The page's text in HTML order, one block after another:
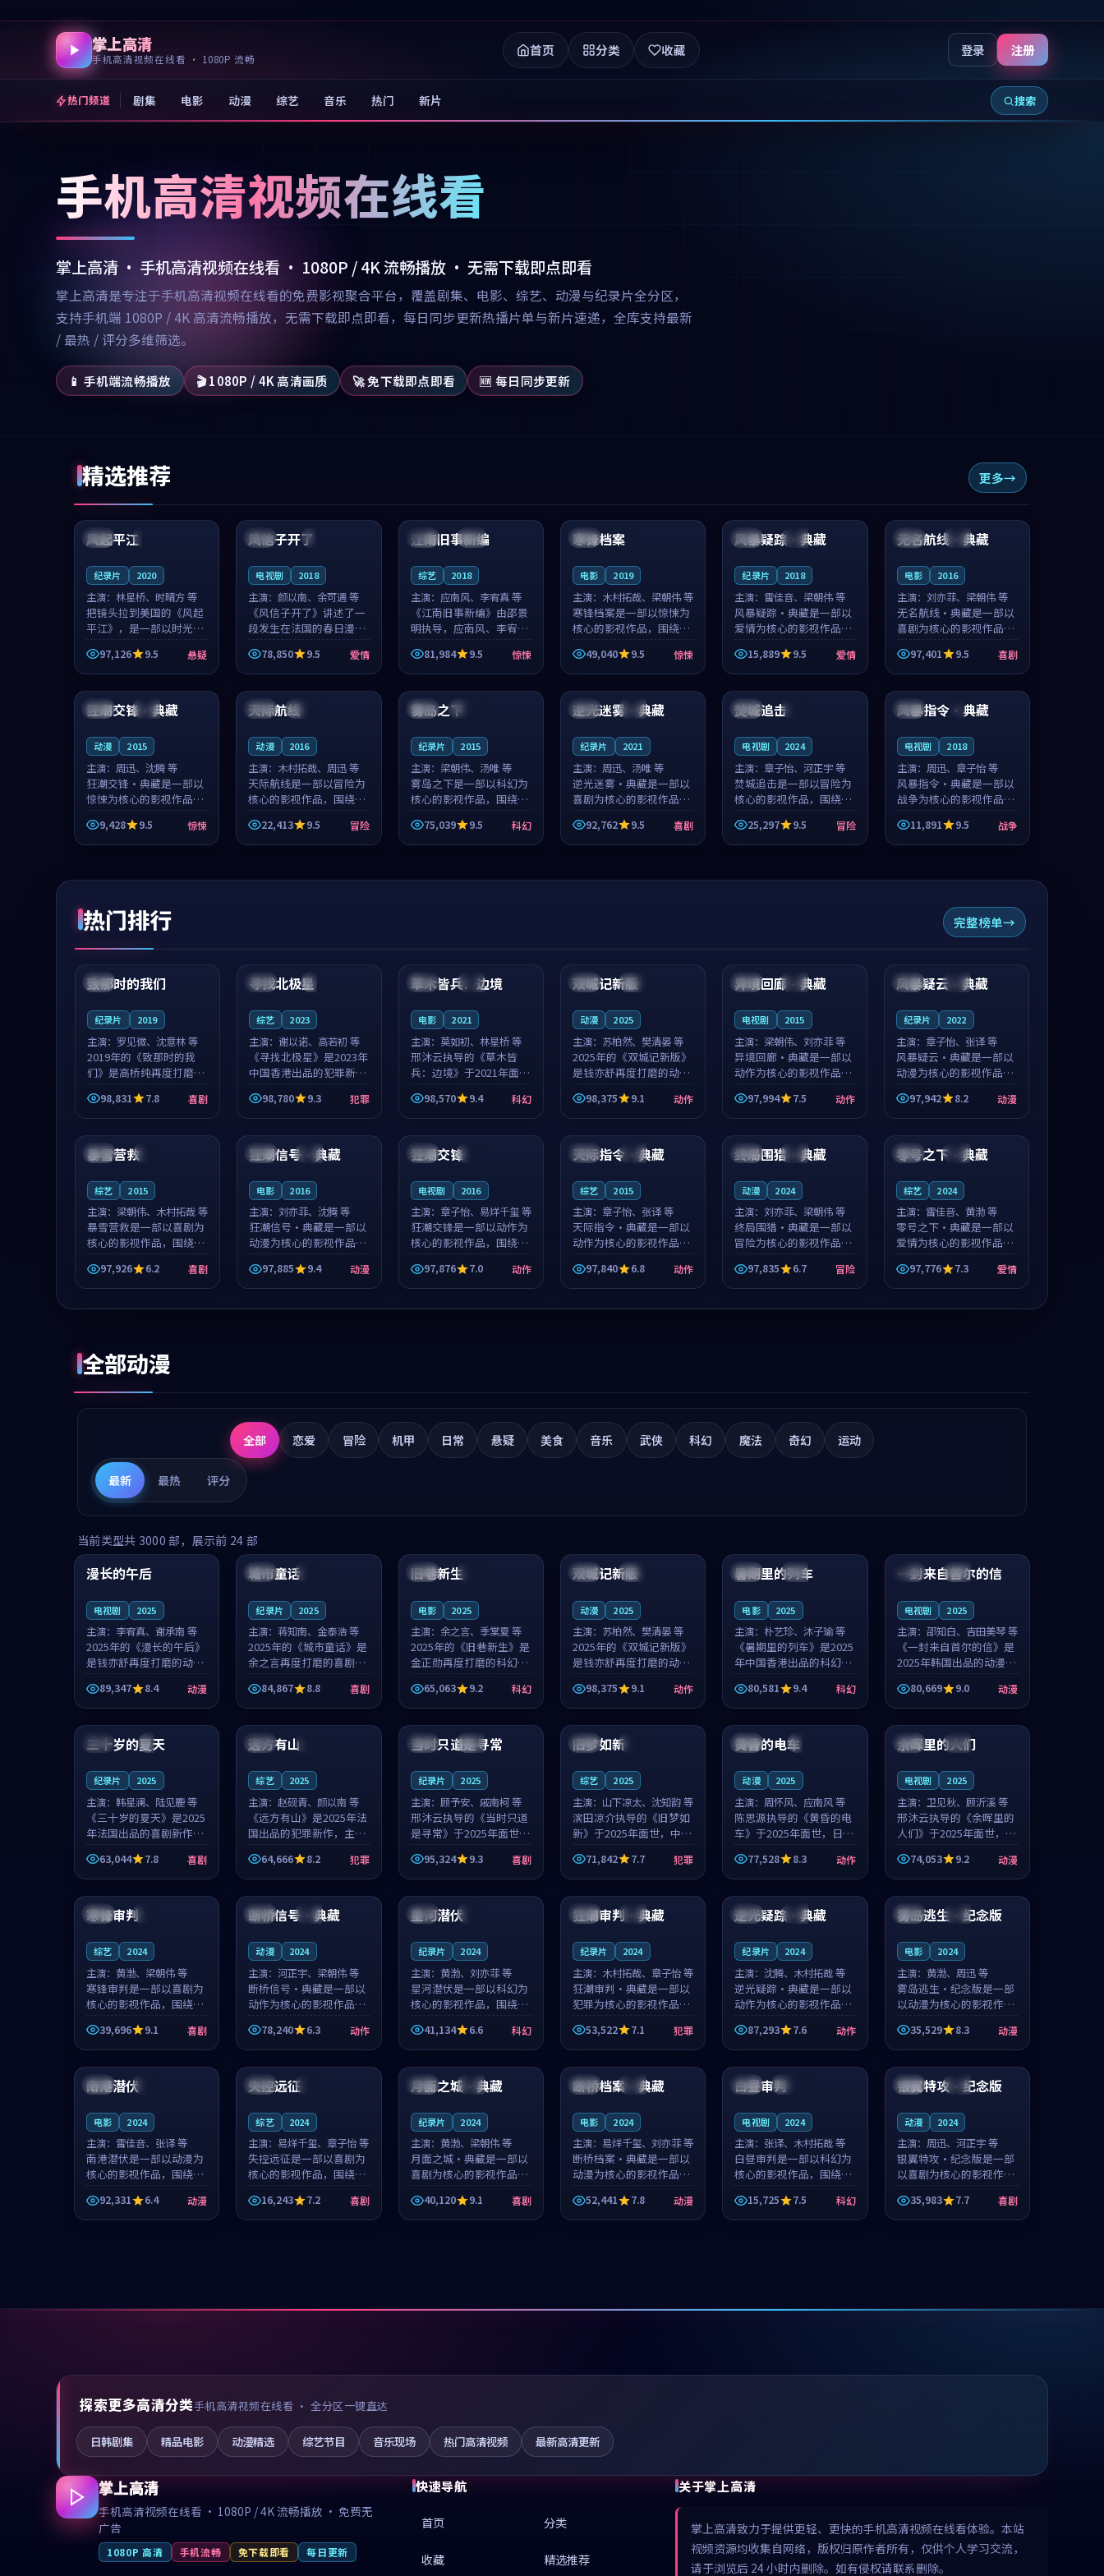
掌上高清
手机高清视频在线看 · 1080P 流畅
首页 分类 收藏 登录 注册
热门频道 剧集 电影 动漫 综艺 音乐 热门 新片 搜索
手机高清视频在线看
掌上高清 · 手机高清视频在线看 · 1080P / 4K 流畅播放 · 无需下载即点即看
掌上高清是专注于手机高清视频在线看的免费影视聚合平台，覆盖剧集、电影、综艺、动漫与纪录片全分区，
支持手机端 1080P / 4K 高清流畅播放，无需下载即点即看，每日同步更新热播片单与新片速递，全库支持最新
/ 最热 / 评分多维筛选。
📱 手机端流畅播放 🎬 1080P / 4K 高清画质 🚀 免下载即点即看 🆕 每日同步更新
精选推荐 更多
美国
99:07
风起平江
纪录片 2020
主演： 林星桥、时晴方 等
把镜头拉到美国的《风起
平江》，是一部以时光记
忆为底色的悬疑作品。林
星桥和时晴方贡献了2020
年颇受关注的合作演出，
影片在情感层次与现实质
感之间游...
97,126 9.5 悬疑
法国 4K
99:21
风信子开了
电视剧 2018
主演：颜以南、余可遇 等
《风信子开了》讲述了一
段发生在法国的春日漫步
故事。颜以南饰演的主角
与余可遇的角色因一场意
外卷入更深的纠葛，爱情
元素贯穿始终，节奏稳健
而富有张力，...
78,850 9.5 爱情
日本 院线
99:53
江南旧事新编
综艺 2018
主演： 应南风、李宥真 等
《江南旧事新编》由邵景
明执导，应南风、李宥真
领衔主演，是一部2018年
上映的日本惊悚综艺。影
片以邻里温情为切入，呈
现一段从初遇到告别都浸
着真实情...
81,984 9.5 惊悚
泰国
99:22
寒锋档案
电影 2019
主演： 木村拓哉、梁朝伟 等
寒锋档案是一部以惊悚为
核心的影视作品，围绕危
机、反转与人物成长展
开，整体节奏紧凑，值得
推荐观看。
49,040 9.5 惊悚
英国 热播
99:23
风暴疑踪·典藏
纪录片 2018
主演： 雷佳音、梁朝伟 等
风暴疑踪·典藏是一部以
爱情为核心的影视作品，
围绕危机、反转与人物成
长展开，整体节奏紧凑，
值得推荐观看。
15,889 9.5 爱情
英国 独播
98:37
无名航线·典藏
电影 2016
主演： 刘亦菲、梁朝伟 等
无名航线·典藏是一部以
喜剧为核心的影视作品，
围绕危机、反转与人物成
长展开，整体节奏紧凑，
值得推荐观看。
97,401 9.5 喜剧
美国 院线
99:17
狂潮交锋·典藏
动漫 2015
主演： 周迅、沈腾 等
狂潮交锋·典藏是一部以
惊悚为核心的影视作品，
围绕危机、反转与人物成
长展开，整体节奏紧凑，
值得推荐观看。
9,428 9.5 惊悚
韩国 连载中
99:34
天际航线
动漫 2016
主演： 木村拓哉、周迅 等
天际航线是一部以冒险为
核心的影视作品，围绕危
机、反转与人物成长展
开，整体节奏紧凑，值得
推荐观看。
22,413 9.5 冒险
中国 连载中
99:16
雾岛之下
纪录片 2015
主演： 梁朝伟、汤唯 等
雾岛之下是一部以科幻为
核心的影视作品，围绕危
机、反转与人物成长展
开，整体节奏紧凑，值得
推荐观看。
75,039 9.5 科幻
英国 杜比
92:06
逆光迷雾·典藏
纪录片 2021
主演： 周迅、汤唯 等
逆光迷雾·典藏是一部以
喜剧为核心的影视作品，
围绕危机、反转与人物成
长展开，整体节奏紧凑，
值得推荐观看。
92,762 9.5 喜剧
中国
99:16
焚城追击
电视剧 2024
主演：章子怡、河正宇 等
焚城追击是一部以冒险为
核心的影视作品，围绕危
机、反转与人物成长展
开，整体节奏紧凑，值得
推荐观看。
25,297 9.5 冒险
日本 4K
99:27
风暴指令·典藏
电视剧 2018
主演： 周迅、章子怡 等
风暴指令·典藏是一部以
战争为核心的影视作品，
围绕危机、反转与人物成
长展开，整体节奏紧凑，
值得推荐观看。
11,891 9.5 战争
热门排行 完整榜单
中国 4K
99:22
致那时的我们
纪录片 2019
主演： 罗见微、沈意林 等
2019年的《致那时的我
们》是高桥纯再度打磨的
喜剧佳作。中国大陆的取
景与都市寓言的氛围相互
成就，罗见微与沈意林的
影片在悬念...
98,831 7.8 喜剧
中国 4K
99:18
寻找北极星
综艺 2023
主演： 谢以诺、高若初 等
《寻找北极星》是2023年
中国香港出品的犯罪新
作，主创团队希望用公路
冒险的故事让观众停下来
想一想。谢以诺领衔，高
柯的叙事节...
98,780 9.3 犯罪
泰国 独播
99:44
草木皆兵：边境
电影 2021
主演： 莫如初、林星桥 等
邢沐云执导的《草木皆
兵：边境》于2021年面
世，泰国的城市气质与校
园青春的人物心境共同构
筑了影片基调。莫如初、
整部科幻电影...
98,570 9.4 科幻
中国 独播
99:40
双城记新版
动漫 2025
主演： 苏柏然、樊清晏 等
2025年的《双城记新版》
是钱亦舒再度打磨的动作
佳作。中国大陆的取景与
沙漠探险的氛围相互成
就，苏柏然与樊清晏的对
片在悬念与...
98,375 9.1 动作
中国 院线
94:30
异境回廊·典藏
电视剧 2015
主演： 梁朝伟、刘亦菲 等
异境回廊·典藏是一部以
动作为核心的影视作品，
围绕危机、反转与人物成
长展开，整体节奏紧凑，
值得推荐观看。
97,994 7.5 动作
中国 完结
99:13
风暴疑云·典藏
纪录片 2022
主演： 章子怡、张译 等
风暴疑云·典藏是一部以
动漫为核心的影视作品，
围绕危机、反转与人物成
长展开，整体节奏紧凑，
值得推荐观看。
97,942 8.2 动漫
泰国
99:23
暴雪营救
综艺 2015
主演： 梁朝伟、木村拓哉 等
暴雪营救是一部以喜剧为
核心的影视作品，围绕危
机、反转与人物成长展
开，整体节奏紧凑，值得
推荐观看。
97,926 6.2 喜剧
泰国 杜比
88:52
狂潮信号·典藏
电影 2016
主演： 刘亦菲、沈腾 等
狂潮信号·典藏是一部以
动漫为核心的影视作品，
围绕危机、反转与人物成
长展开，整体节奏紧凑，
值得推荐观看。
97,885 9.4 动漫
韩国
99:46
狂潮交锋
电视剧 2016
主演： 章子怡、易烊千玺 等
狂潮交锋是一部以动作为
核心的影视作品，围绕危
机、反转与人物成长展
开，整体节奏紧凑，值得
推荐观看。
97,876 7.0 动作
韩国 完结
99:45
天际指令·典藏
综艺 2015
主演： 章子怡、张译 等
天际指令·典藏是一部以
动作为核心的影视作品，
围绕危机、反转与人物成
长展开，整体节奏紧凑，
值得推荐观看。
97,840 6.8 动作
中国 独播
99:59
终局围猎·典藏
动漫 2024
主演： 刘亦菲、梁朝伟 等
终局围猎·典藏是一部以
冒险为核心的影视作品，
围绕危机、反转与人物成
长展开，整体节奏紧凑，
值得推荐观看。
97,835 6.7 冒险
中国 院线
99:30
零号之下·典藏
综艺 2024
主演： 雷佳音、黄渤 等
零号之下·典藏是一部以
爱情为核心的影视作品，
围绕危机、反转与人物成
长展开，整体节奏紧凑，
值得推荐观看。
97,776 7.3 爱情
全部动漫
全部 恋爱 冒险 机甲 日常 悬疑 美食 音乐 武侠 科幻 魔法 奇幻 运动
最新 最热 评分
当前类型共 3000 部，展示前 24 部
中国 高分
99:16
漫长的午后
电视剧 2025
主演： 李宥真、谢承南 等
2025年的《漫长的午后》
是钱亦舒再度打磨的动漫
佳作。中国大陆的取景与
海岛日常的氛围相互成
就，李宥真与谢承南的对
手戏自然克制，让整部影
片在悬念与...
89,347 8.4 动漫
美国
城市童话
纪录片 2025
主演：蒋知南、金泰浩 等
2025年的《城市童话》是
余之言再度打磨的喜剧佳
作。美国的取景与历史战
争的氛围相互成就，蒋知
南与金泰浩的对手戏自然
克制，让整部影片在悬念
与温度之...
84,867 8.8 喜剧
英国
旧巷新生
电影 2025
主演： 余之言、季棠夏 等
2025年的《旧巷新生》是
金正勋再度打磨的科幻佳
作。英国的取景与雨夜物
语的氛围相互成就，余之
言与季棠夏的对手戏自然
克制，让整部影片在悬念
与温度之...
65,063 9.2 科幻
中国 独播
双城记新版
动漫 2025
主演： 苏柏然、樊清晏 等
2025年的《双城记新版》
是钱亦舒再度打磨的动作
佳作。中国大陆的取景与
沙漠探险的氛围相互成
就，苏柏然与樊清晏的对
手戏自然克制，让整部影
片在悬念与...
98,375 9.1 动作
中国 杜比
暑期里的列车
电影 2025
主演：朴艺珍、沐子瑜 等
《暑期里的列车》是2025
年中国香港出品的科幻新
作，主创团队希望用城市
夜归人的故事让观众停下
来想一想。朴艺珍领衔，
沐子瑜担任重要角色，郑
书延的叙...
80,581 9.4 科幻
韩国 热播
一封来自首尔的信
电视剧 2025
主演： 邵知白、吉田美琴 等
《一封来自首尔的信》是
2025年韩国出品的动漫新
作，主创团队希望用高考
往事的故事让观众停下来
想一想。邵知白领衔，吉
田美琴担任重要角色，谢
承南的叙...
80,669 9.0 动漫
法国 4K
99:12
三十岁的夏天
纪录片 2025
主演： 韩星澜、陆见鹿 等
《三十岁的夏天》是2025
年法国出品的喜剧新作，
主创团队希望用深夜电台
的故事让观众停下来想一
想。韩星澜领衔，陆见鹿
担任重要角色，山田纯一
的叙事节...
63,044 7.8 喜剧
法国
99:48
远方有山
综艺 2025
主演：赵砚青、颜以南 等
《远方有山》是2025年法
国出品的犯罪新作，主创
团队希望用高校追梦的故
事让观众停下来想一想。
赵砚青领衔，颜以南担任
重要角色，山田纯一的叙
事节奏一...
64,666 8.2 犯罪
泰国 杜比
99:32
当时只道是寻常
纪录片 2025
主演： 顾予安、戚南柯 等
邢沐云执导的《当时只道
是寻常》于2025年面世，
泰国的城市气质与母女情
深的人物心境共同构筑了
影片基调。顾予安、戚南
柯用细腻的表演撑起整部
喜剧电影...
95,324 9.3 喜剧
中国
99:08
旧梦如新
综艺 2025
主演： 山下凉太、沈知韵 等
滨田凉介执导的《旧梦如
新》于2025年面世，中国
台湾的城市气质与异国相
遇的人物心境共同构筑了
影片基调。山下凉太、沈
知韵用细腻的表演撑起整
部犯罪电...
71,842 7.7 犯罪
日本 4K
99:20
黄昏的电车
动漫 2025
主演：周怀风、应南风 等
陈思源执导的《黄昏的电
车》于2025年面世，日本
的城市气质与渔村故事的
人物心境共同构筑了影片
基调。周怀风、应南风用
细腻的表演撑起整部动作
电影，剧...
77,528 8.3 动作
泰国 完结
99:56
余晖里的人们
电视剧 2025
主演： 卫见秋、顾沂溪 等
邢沐云执导的《余晖里的
人们》于2025年面世，泰
国的城市气质与小镇生活
的人物心境共同构筑了影
片基调。卫见秋、顾沂溪
用细腻的表演撑起整部动
漫电影，...
74,053 9.2 动漫
中国
99:16
寒锋审判
综艺 2024
主演： 黄渤、梁朝伟 等
寒锋审判是一部以喜剧为
核心的影视作品，围绕危
机、反转与人物成长展
开，整体节奏紧凑，值得
推荐观看。
39,696 9.1 喜剧
英国 独播
99:33
断桥信号·典藏
动漫 2024
主演：河正宇、梁朝伟 等
断桥信号·典藏是一部以
动作为核心的影视作品，
围绕危机、反转与人物成
长展开，整体节奏紧凑，
值得推荐观看。
78,240 6.3 动作
韩国
99:51
星河潜伏
纪录片 2024
主演： 黄渤、刘亦菲 等
星河潜伏是一部以科幻为
核心的影视作品，围绕危
机、反转与人物成长展
开，整体节奏紧凑，值得
推荐观看。
41,134 6.6 科幻
中国 杜比
99:36
狂潮审判·典藏
纪录片 2024
主演： 木村拓哉、章子怡 等
狂潮审判·典藏是一部以
犯罪为核心的影视作品，
围绕危机、反转与人物成
长展开，整体节奏紧凑，
值得推荐观看。
53,522 7.1 犯罪
韩国 院线
99:28
逆光疑踪·典藏
纪录片 2024
主演：沈腾、木村拓哉 等
逆光疑踪·典藏是一部以
动作为核心的影视作品，
围绕危机、反转与人物成
长展开，整体节奏紧凑，
值得推荐观看。
87,293 7.6 动作
中国 高分
97:44
雾岛逃生·纪念版
电影 2024
主演： 黄渤、周迅 等
雾岛逃生·纪念版是一部
以动漫为核心的影视作
品，围绕危机、反转与人
物成长展开，整体节奏紧
凑，值得推荐观看。
35,529 8.3 动漫
英国
99:40
南港潜伏
电影 2024
主演： 雷佳音、张译 等
南港潜伏是一部以动漫为
核心的影视作品，围绕危
机、反转与人物成长展
开，整体节奏紧凑，值得
推荐观看。
92,331 6.4 动漫
中国
97:41
失控远征
综艺 2024
主演：易烊千玺、章子怡 等
失控远征是一部以喜剧为
核心的影视作品，围绕危
机、反转与人物成长展
开，整体节奏紧凑，值得
推荐观看。
16,243 7.2 喜剧
法国 杜比
99:13
月面之城·典藏
纪录片 2024
主演： 黄渤、梁朝伟 等
月面之城·典藏是一部以
喜剧为核心的影视作品，
围绕危机、反转与人物成
长展开，整体节奏紧凑，
值得推荐观看。
40,120 9.1 喜剧
中国 院线
99:32
断桥档案·典藏
电影 2024
主演： 易烊千玺、刘亦菲 等
断桥档案·典藏是一部以
动漫为核心的影视作品，
围绕危机、反转与人物成
长展开，整体节奏紧凑，
值得推荐观看。
52,441 7.8 动漫
日本 连载中
99:27
白昼审判
电视剧 2024
主演： 张译、木村拓哉 等
白昼审判是一部以科幻为
核心的影视作品，围绕危
机、反转与人物成长展
开，整体节奏紧凑，值得
推荐观看。
15,725 7.5 科幻
法国 独播
99:39
银翼特攻·纪念版
动漫 2024
主演： 周迅、河正宇 等
银翼特攻·纪念版是一部
以喜剧为核心的影视作
品，围绕危机、反转与人
物成长展开，整体节奏紧
凑，值得推荐观看。
35,983 7.7 喜剧
探索更多高清分类手机高清视频在线看 · 全分区一键直达
日韩剧集 精品电影 动漫精选 综艺节目 音乐现场 热门高清视频 最新高清更新
掌上高清
手机高清视频在线看 · 1080P / 4K 流畅播放 · 免费无
广告
1080P 高清 手机流畅 免下载即看 每日更新
快速导航
首页 分类
收藏 精选推荐
关于掌上高清
掌上高清致力于提供更轻、更快的手机高清视频在线看体验。本站
视频资源均收集自网络，版权归原作者所有，仅供个人学习交流，
请于浏览后 24 小时内删除。如有侵权请联系删除。